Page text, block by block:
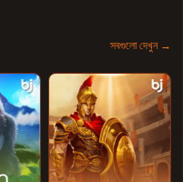
সবগুলো দেখুন →